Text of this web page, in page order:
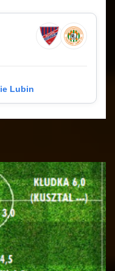
Lubin